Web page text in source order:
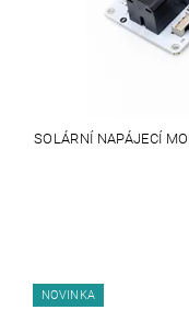
SOLÁRNÍ NAPÁJECÍ
NOVINKA